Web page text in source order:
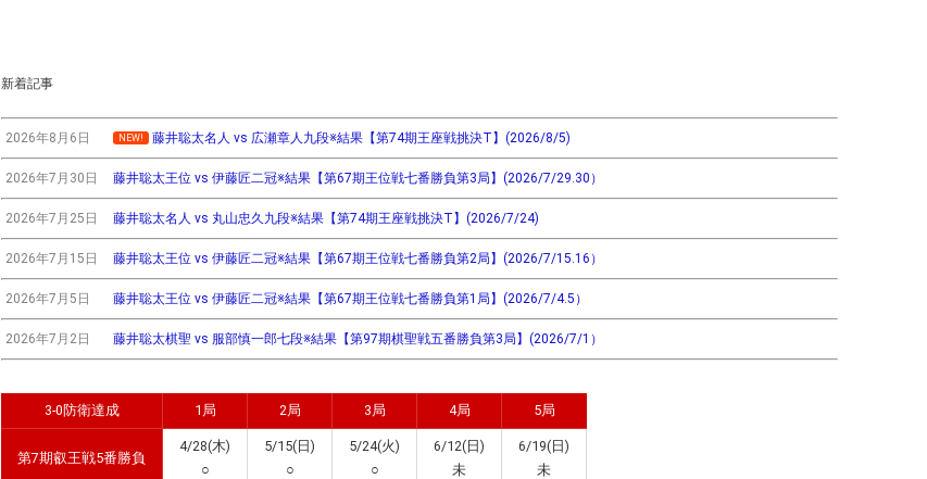
新着記事
2026年8月6日 NEW! 藤井聡太名人 vs 広瀬章人九段※結果【第74期王座戦挑決T】(2026/8/5)
2026年7月30日 藤井聡太王位 vs 伊藤匠二冠※結果【第67期王位戦七番勝負第3局】(2026/7/29.30）
2026年7月25日 藤井聡太名人 vs 丸山忠久九段※結果【第74期王座戦挑決T】(2026/7/24)
2026年7月15日 藤井聡太王位 vs 伊藤匠二冠※結果【第67期王位戦七番勝負第2局】(2026/7/15.16）
2026年7月5日 藤井聡太王位 vs 伊藤匠二冠※結果【第67期王位戦七番勝負第1局】(2026/7/4.5）
2026年7月2日 藤井聡太棋聖 vs 服部慎一郎七段※結果【第97期棋聖戦五番勝負第3局】(2026/7/1）
3-0防衛達成 1局 2局 3局 4局 5局
第7期叡王戦5番勝負
4/28(木)
○
5/15(日)
○
5/24(火)
○
6/12(日)
未
6/19(日)
未